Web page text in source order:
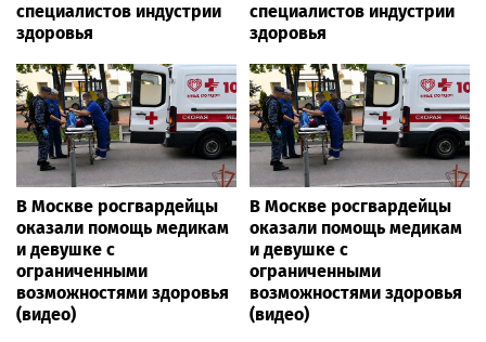
специалистов индустрии
здоровья
специалистов индустрии
здоровья
В Москве росгвардейцы
оказали помощь медикам
и девушке с
ограниченными
возможностями здоровья
(видео)
В Москве росгвардейцы
оказали помощь медикам
и девушке с
ограниченными
возможностями здоровья
(видео)